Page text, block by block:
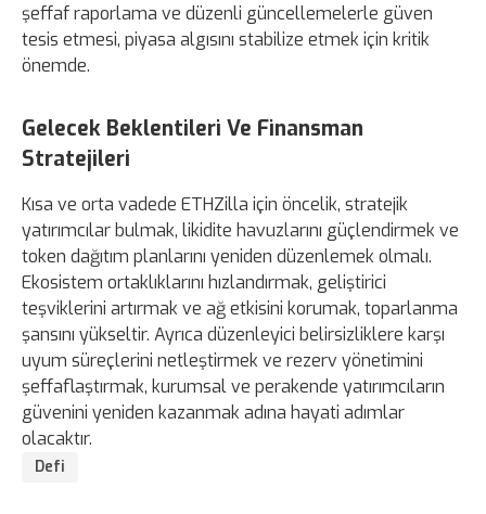
şeffaf raporlama ve düzenli güncellemelerle güven
tesis etmesi, piyasa algısını stabilize etmek için kritik
önemde.
Gelecek Beklentileri Ve Finansman
Stratejileri
Kısa ve orta vadede ETHZilla için öncelik, stratejik
yatırımcılar bulmak, likidite havuzlarını güçlendirmek ve
token dağıtım planlarını yeniden düzenlemek olmalı.
Ekosistem ortaklıklarını hızlandırmak, geliştirici
teşviklerini artırmak ve ağ etkisini korumak, toparlanma
şansını yükseltir. Ayrıca düzenleyici belirsizliklere karşı
uyum süreçlerini netleştirmek ve rezerv yönetimini
şeffaflaştırmak, kurumsal ve perakende yatırımcıların
güvenini yeniden kazanmak adına hayati adımlar
olacaktır.
Defi